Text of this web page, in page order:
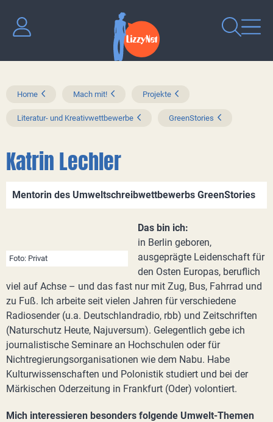
Home Mach mit! Projekte
Literatur- und Kreativwettbewerbe GreenStories
Katrin Lechler
Mentorin des Umweltschreibwettbewerbs GreenStories
Foto: Privat
Das bin ich:
in Berlin geboren,
ausgeprägte Leidenschaft für
den Osten Europas, beruflich
viel auf Achse – und das fast nur mit Zug, Bus, Fahrrad und
zu Fuß. Ich arbeite seit vielen Jahren für verschiedene
Radiosender (u.a. Deutschlandradio, rbb) und Zeitschriften
(Naturschutz Heute, Najuversum). Gelegentlich gebe ich
journalistische Seminare an Hochschulen oder für
Nichtregierungsorganisationen wie dem Nabu. Habe
Kulturwissenschaften und Polonistik studiert und bei der
Märkischen Oderzeitung in Frankfurt (Oder) volontiert.
Mich interessieren besonders folgende Umwelt-Themen